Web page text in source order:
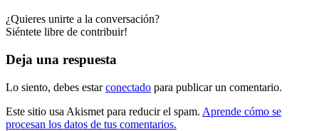
¿Quieres unirte a la conversación?
Siéntete libre de contribuir!
Deja una respuesta
Lo siento, debes estarconectado para publicar un comentario.
Este sitio usa Akismet para reducir el spam. Aprende cómo se
procesan los datos de tus comentarios.